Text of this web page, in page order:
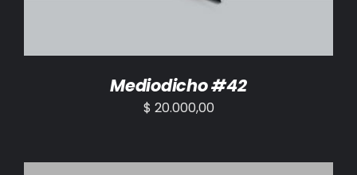
Mediodicho #42
$ 20.000,00